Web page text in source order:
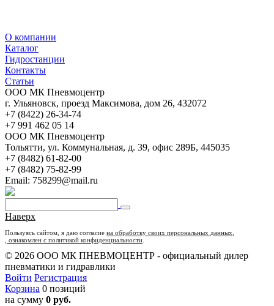
О компании
Каталог
Гидростанции
Контакты
Статьи
ООО МК Пневмоцентр
г. Ульяновск, проезд Максимова, дом 26, 432072
+7 (8422) 26-34-74
+7 991 462 05 14
ООО МК Пневмоцентр
Тольятти, ул. Коммунальная, д. 39, офис 289Б, 445035
+7 (8482) 61-82-00
+7 (8482) 75-82-99
Email: 758299@mail.ru
Наверх
Пользуясь сайтом, я даю согласие на обработку своих персональных данных
, ознакомлен с политикой конфиденциальности
© 2026 ООО МК ПНЕВМОЦЕНТР - официальный дилер
пневматики и гидравлики
Войти Регистрация
Корзина 0 позиций
на сумму 0 руб.